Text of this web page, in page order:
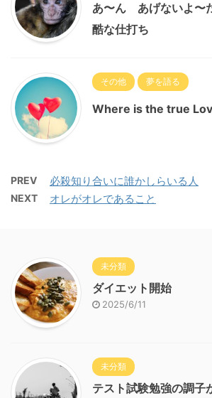
あ〜ん あげないよ〜
酷な仕打ち
その他 夢を語る
Where is the true
PREV 必殺知り合いに誰かしらいる人
NEXT オレがオレであること
未分類
ダイエット開始
2025/6/11
未分類
テスト試験勉強の調子